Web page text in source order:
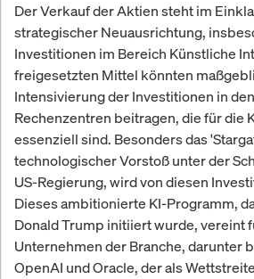
Der Verkauf der Aktien steht im
strategischer Neuausrichtung,
Investitionen im Bereich Künstliche
freigesetzten Mittel könnten
Intensivierung der Investitionen in
Rechenzentren beitragen, die für die
essenziell sind. Besonders das
technologischer Vorstoß unter der
US-Regierung, wird von diesen
Dieses ambitionierte KI-Programm,
Donald Trump initiiert wurde, vereint
Unternehmen der Branche, darunter
OpenAI und Oracle, der als